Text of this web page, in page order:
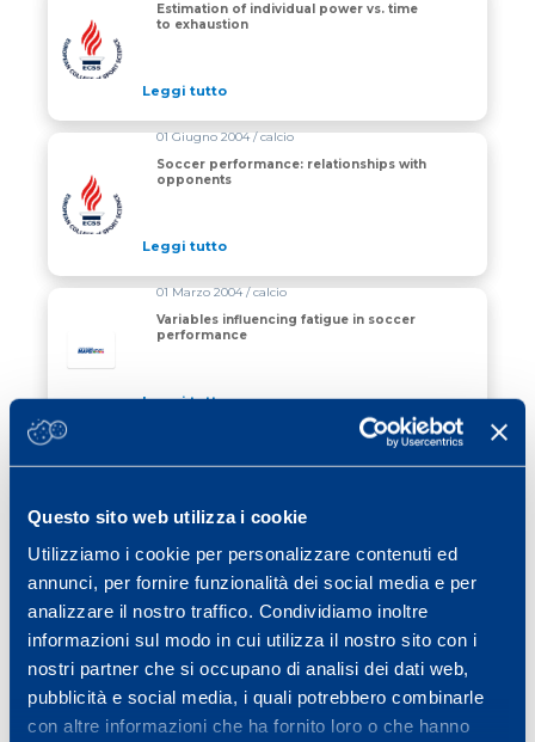
Questo sito web utilizza i cookie
Utilizziamo i cookie per personalizzare contenuti ed
annunci, per fornire funzionalità dei social media e per
analizzare il nostro traffico. Condividiamo inoltre
informazioni sul modo in cui utilizza il nostro sito con i
nostri partner che si occupano di analisi dei dati web,
pubblicità e social media, i quali potrebbero combinarle
con altre informazioni che ha fornito loro o che hanno
Estimation of individual power vs. time
to exhaustion
Leggi tutto
01 Giugno 2004 / calcio
Soccer performance: relationships with
opponents
Leggi tutto
01 Marzo 2004 / calcio
Variables influencing fatigue in soccer
performance
Leggi tutto
Leggi tutto
01 Giugno 2003 / ciclismo
MLSS does not correspond to the
maximal rate of lactate elimination